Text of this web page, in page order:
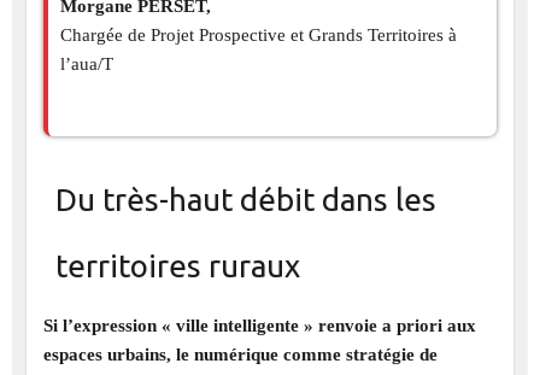
Morgane PERSET,
Chargée de Projet Prospective et Grands Territoires à
l’aua/T
Du très-haut débit dans les
territoires ruraux
Si l’expression « ville intelligente » renvoie a priori aux
espaces urbains, le numérique comme stratégie de